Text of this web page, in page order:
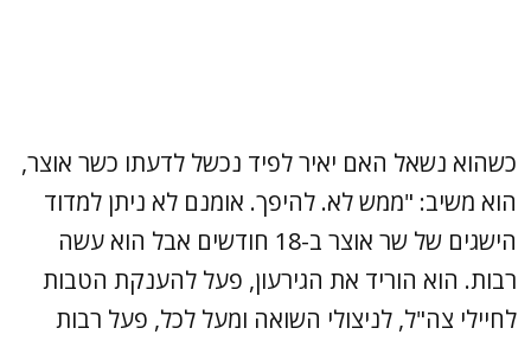
כשהוא נשאל האם יאיר לפיד נכשל לדעתו כשר אוצר,
הוא משיב: "ממש לא. להיפך. אומנם לא ניתן למדוד
הישגים של שר אוצר ב-18 חודשים אבל הוא עשה
רבות. הוא הוריד את הגירעון, פעל להענקת הטבות
לחיילי צה"ל, לניצולי השואה ומעל לכל, פעל רבות